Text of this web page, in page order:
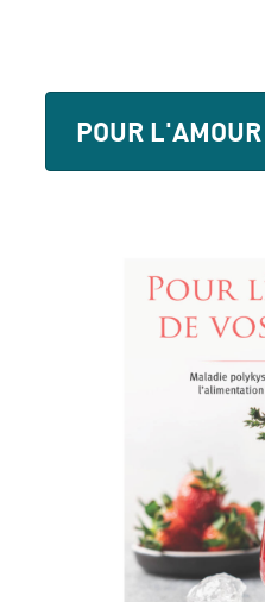
POUR